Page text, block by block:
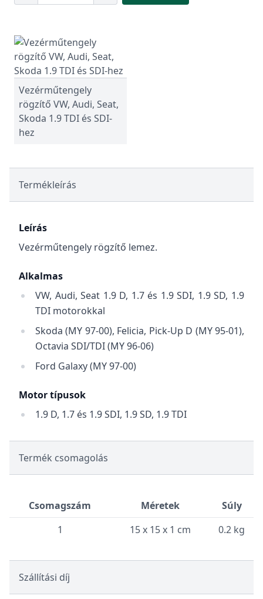
Vezérműtengely
rögzítő VW, Audi, Seat,
Skoda 1.9 TDI és SDI-
hez
Termékleírás
Leírás
Vezérműtengely rögzítő lemez.
Alkalmas
VW, Audi, Seat 1.9 D, 1.7 és 1.9 SDI, 1.9 SD, 1.9
TDI motorokkal
Skoda (MY 97-00), Felicia, Pick-Up D (MY 95-01),
Octavia SDI/TDI (MY 96-06)
Ford Galaxy (MY 97-00)
Motor típusok
1.9 D, 1.7 és 1.9 SDI, 1.9 SD, 1.9 TDI
Termék csomagolás
Csomagszám Méretek
Súly
1
15 x 15 x 1 cm 0.2 kg
Szállítási díj